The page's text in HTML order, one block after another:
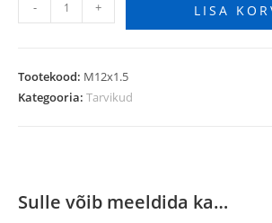
- + LISA
Tootekood: M12x1.5
Kategooria: Tarvikud
Sulle võib meeldida ka…